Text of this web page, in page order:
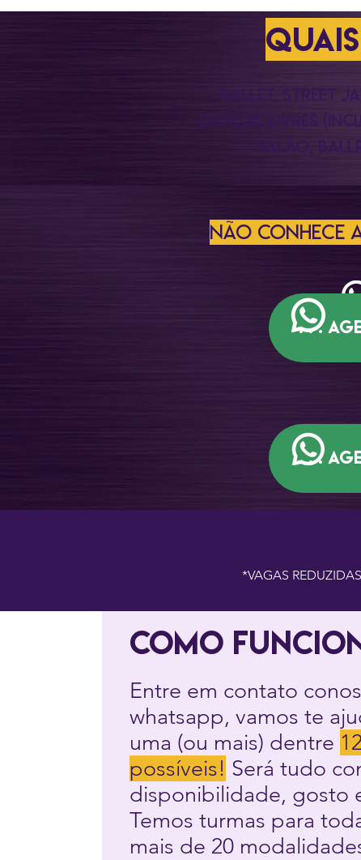
também nosso site
Renato Fernandes Isabela Bianor Lucas
http://
BALLET, STREET
DANÇAS LIVRES
SALÃO,
NÃO CONHECE
. . .
. . .
*VAGAS
como
Entre em contato
whatsapp, vamos te
uma (ou mais) dentre
possíveis! Será tudo
disponibilidade, gosto
Temos turmas para
mais de 20